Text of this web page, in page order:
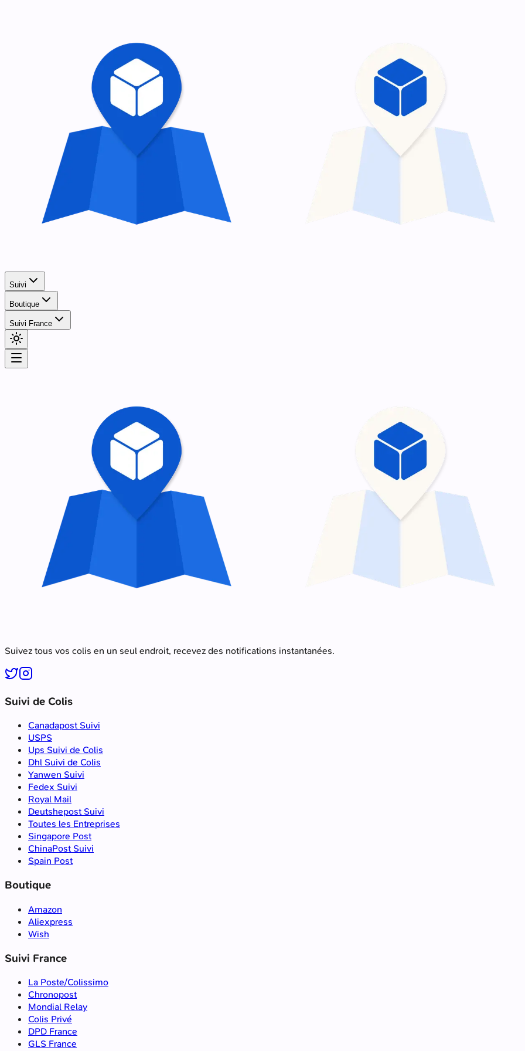
Suivi
Boutique
Suivi France
Suivez tous vos colis en un seul endroit, recevez des notifications instantanées.
Suivi de Colis
Canadapost Suivi
USPS
Ups Suivi de Colis
Dhl Suivi de Colis
Yanwen Suivi
Fedex Suivi
Royal Mail
Deutshepost Suivi
Toutes les Entreprises
Singapore Post
ChinaPost Suivi
Spain Post
Boutique
Amazon
Aliexpress
Wish
Suivi France
La Poste/Colissimo
Chronopost
Mondial Relay
Colis Privé
DPD France
GLS France